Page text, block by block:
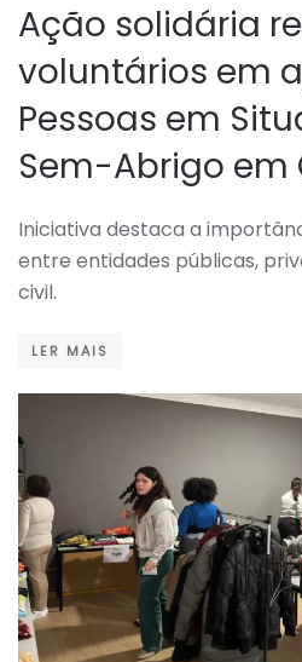
Ação solidária
voluntários em
Pessoas em
Sem-Abrigo em
Iniciativa destaca a
entre entidades públicas,
civil.
LER MAIS